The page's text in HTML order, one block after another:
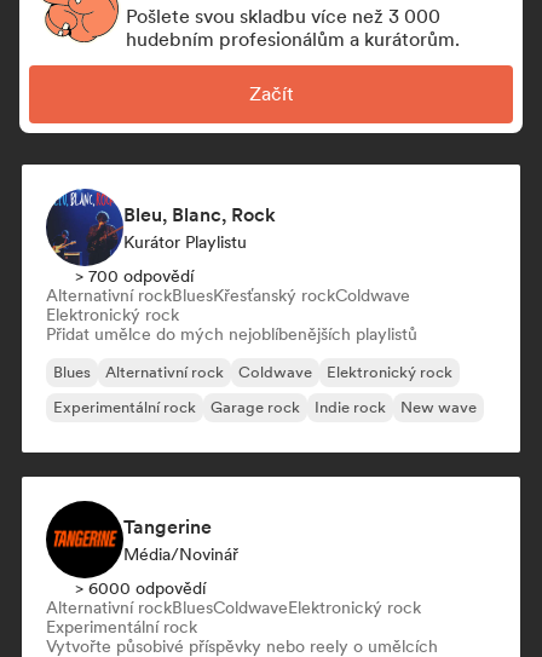
Pošlete svou skladbu více než 3 000
hudebním profesionálům a kurátorům.
Začít
Bleu, Blanc, Rock
Kurátor Playlistu
> 700 odpovědí
Alternativní rockBluesKřesťanský rockColdwave
Elektronický rock
Přidat umělce do mých nejoblíbenějších playlistů
Blues Alternativní rock Coldwave
Elektronický rock
Experimentální rock
Garage rock Indie rock New wave
Tangerine
Média/novinář
> 6000 odpovědí
Alternativní rockBluesColdwaveElektronický rock
Experimentální rock
Vytvořte působivé příspěvky nebo reely o umělcích